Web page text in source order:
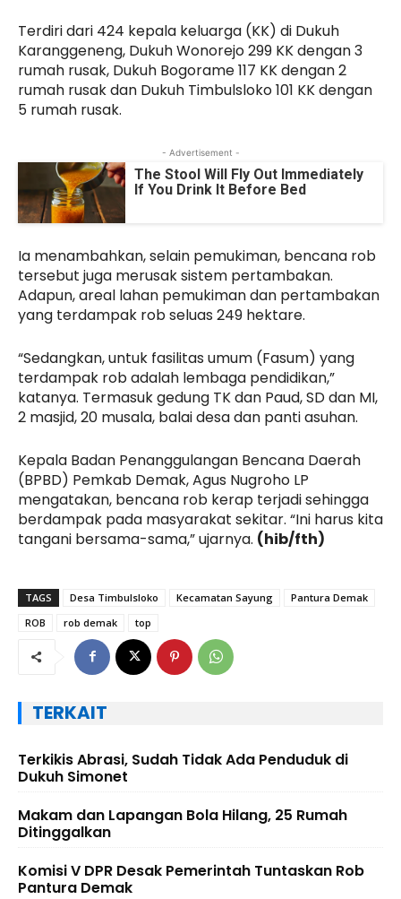
Terdiri dari 424 kepala keluarga (KK) di Dukuh
Karanggeneng, Dukuh Wonorejo 299 KK dengan 3
rumah rusak, Dukuh Bogorame 117 KK dengan 2
rumah rusak dan Dukuh Timbulsloko 101 KK dengan
5 rumah rusak.
- Advertisement -
The Stool Will Fly Out Immediately
If You Drink It Before Bed
Ia menambahkan, selain pemukiman, bencana rob
tersebut juga merusak sistem pertambakan.
Adapun, areal lahan pemukiman dan pertambakan
yang terdampak rob seluas 249 hektare.
“Sedangkan, untuk fasilitas umum (Fasum) yang
terdampak rob adalah lembaga pendidikan,”
katanya. Termasuk gedung TK dan Paud, SD dan MI,
2 masjid, 20 musala, balai desa dan panti asuhan.
Kepala Badan Penanggulangan Bencana Daerah
(BPBD) Pemkab Demak, Agus Nugroho LP
mengatakan, bencana rob kerap terjadi sehingga
berdampak pada masyarakat sekitar. “Ini harus kita
tangani bersama-sama,” ujarnya. (hib/fth)
TAGS Desa Timbulsloko Kecamatan Sayung
Pantura Demak
ROB
rob demak top
TERKAIT
Terkikis Abrasi, Sudah Tidak Ada Penduduk di
Dukuh Simonet
Makam dan Lapangan Bola Hilang, 25 Rumah
Ditinggalkan
Komisi V DPR Desak Pemerintah Tuntaskan Rob
Pantura Demak